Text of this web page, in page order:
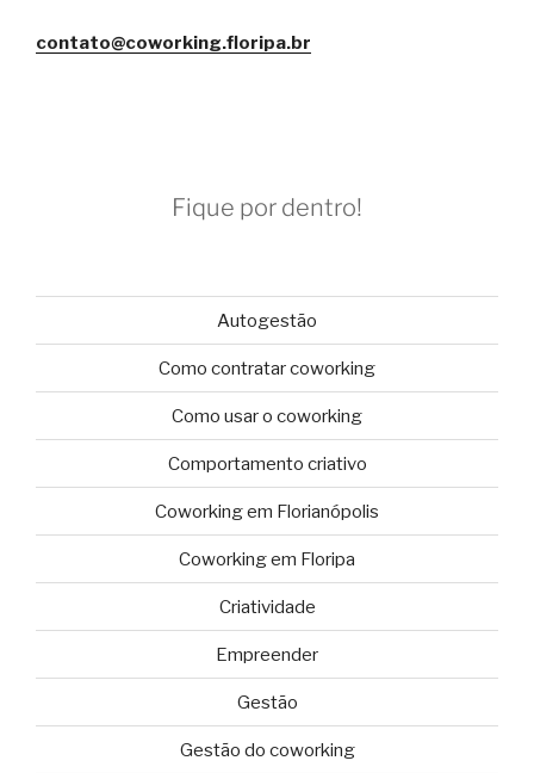
contato@coworking.floripa.br
Fique por dentro!
Autogestão
Como contratar coworking
Como usar o coworking
Comportamento criativo
Coworking em Florianópolis
Coworking em Floripa
Criatividade
Empreender
Gestão
Gestão do coworking